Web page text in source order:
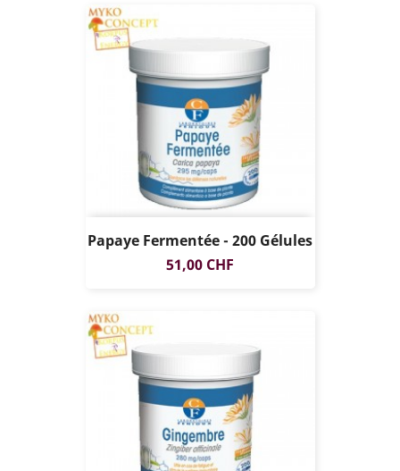
Papaye Fermentée - 200 Gélules
Prix
51,00 CHF